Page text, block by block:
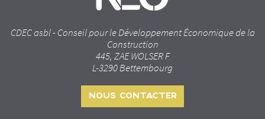
CDEC asbl - Conseil pour le Développement Économique de la
Construction
445, ZAE WOLSER F
L-3290 Bettembourg
NOUS CONTACTER